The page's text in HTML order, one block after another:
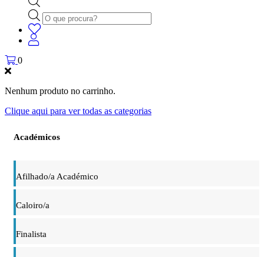
Products
search
0
Nenhum produto no carrinho.
Clique aqui para ver todas as categorias
Académicos
Afilhado/a Académico
Caloiro/a
Finalista